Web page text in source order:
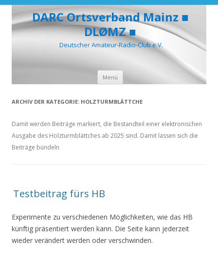
DARC Ortsverband Mainz ■
DLØMZ ■
Deutscher Amateur-Radio-Club e.V.
Menü
springen
ARCHIV DER KATEGORIE: HOLZTURMBLÄTTCHE
Damit werden Beiträge markiert, die Bestandteil einer elektronischen
Ausgabe des Holzturmblättches ab 2025 sind. Damit lassen sich die
Beiträge bündeln
Testbeitrag fürs HB
Experimente zu verschiedenen Möglichkeiten, wie das HB
künftig präsentiert werden kann. Die Seite kann jederzeit
wieder verändert werden oder verschwinden.